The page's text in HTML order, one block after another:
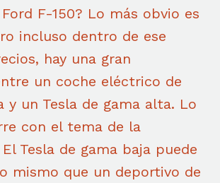
F-150? Lo más obvio es
incluso dentro de ese
hay una gran
un coche eléctrico de
y un Tesla de gama alta. Lo
con el tema de la
Tesla de gama baja puede
mismo que un deportivo de